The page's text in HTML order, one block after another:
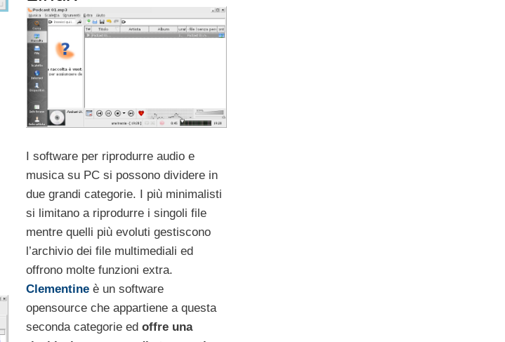
I software per riprodurre audio e
musica su PC si possono dividere in
due grandi categorie. I più minimalisti
si limitano a riprodurre i singoli file
mentre quelli più evoluti gestiscono
l’archivio dei file multimediali ed
offrono molte funzioni extra.
Clementineè un software
opensource che appartiene a questa
seconda categorie ed offre una